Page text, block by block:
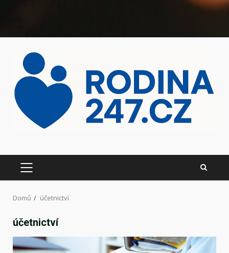
Domů účetnictví
účetnictví